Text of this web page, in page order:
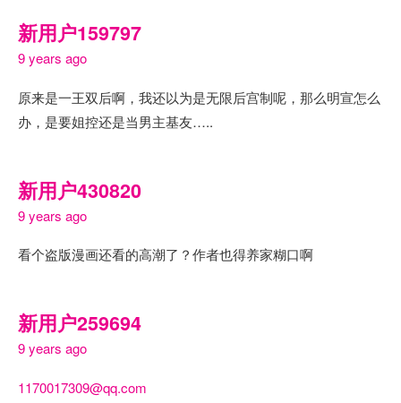
新用户159797
9 years ago
原来是一王双后啊，我还以为是无限后宫制呢，那么明宣怎么
办，是要姐控还是当男主基友…..
新用户430820
9 years ago
看个盗版漫画还看的高潮了？作者也得养家糊口啊
新用户259694
9 years ago
1170017309@qq.com